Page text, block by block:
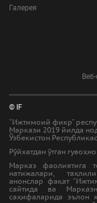
Галерея
© IF
"Ижтимоий фикр"
Маркази 2019 йилда
Ўзбекистон
Рўйхатдан ўтган
Марказ фаолиятига
натижалари,
анонслар фақат
сайтида ва
саҳифаларида эълон